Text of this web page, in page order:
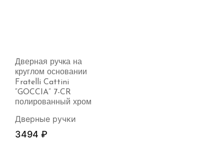
Дверная ручка на
круглом основании
Fratelli Cattini
“GOCCIA” 7-CR
полированный хром
Дверные ручки
3494 ₽